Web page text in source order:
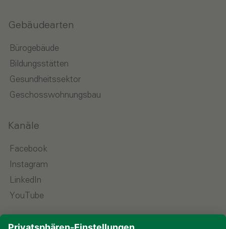
Gebäudearten
Bürogebäude
Bildungsstätten
Gesundheitssektor
Geschosswohnungsbau
Kanäle
Facebook
Instagram
LinkedIn
YouTube